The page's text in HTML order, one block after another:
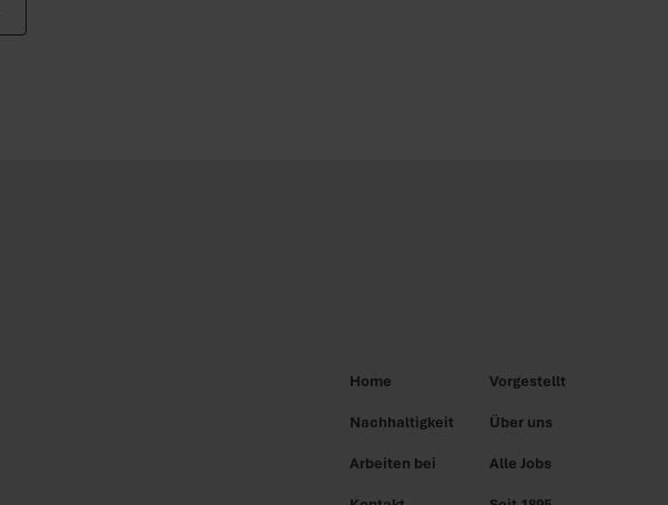
Home
Nachhaltigkeit
Arbeiten bei
Vorgestellt
Über uns
Alle Jobs